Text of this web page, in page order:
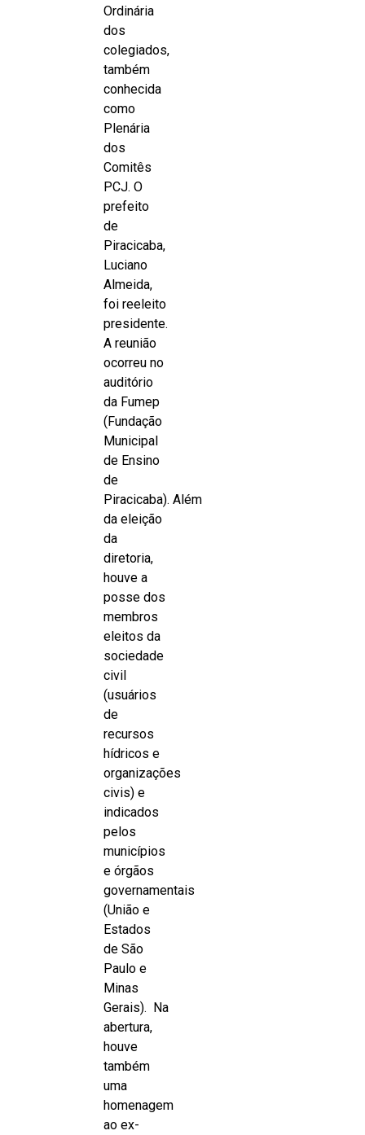
Ordinária
dos
colegiados,
também
conhecida
como
Plenária
dos
Comitês
PCJ. O
prefeito
de
Piracicaba,
Luciano
Almeida,
foi reeleito
presidente.
A reunião
ocorreu no
auditório
da Fumep
(Fundação
Municipal
de Ensino
de
Piracicaba). Além
da eleição
da
diretoria,
houve a
posse dos
membros
eleitos da
sociedade
civil
(usuários
de
recursos
hídricos e
organizações
civis) e
indicados
pelos
municípios
e órgãos
governamentais
(União e
Estados
de São
Paulo e
Minas
Gerais). Na
abertura,
houve
também
uma
homenagem
ao ex-